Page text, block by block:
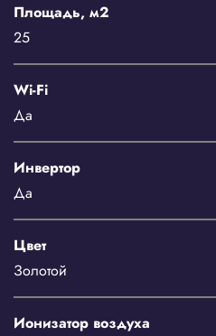
Площадь, м2
25
Wi-Fi
Да
Инвертор
Да
Цвет
Золотой
Ионизатор воздуха